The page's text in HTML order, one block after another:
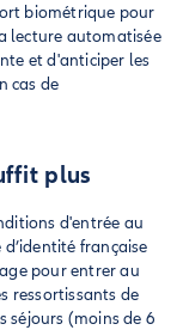
biométrique pour
lecture automatisée
et d'anticiper les
cas de
plus
d'entrée au
française
pour entrer au
ressortissants de
séjours (moins de 6